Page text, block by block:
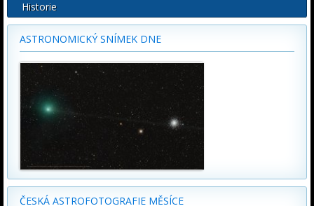
Historie
ASTRONOMICKÝ SNÍMEK DNE
ČESKÁ ASTROFOTOGRAFIE MĚSÍCE